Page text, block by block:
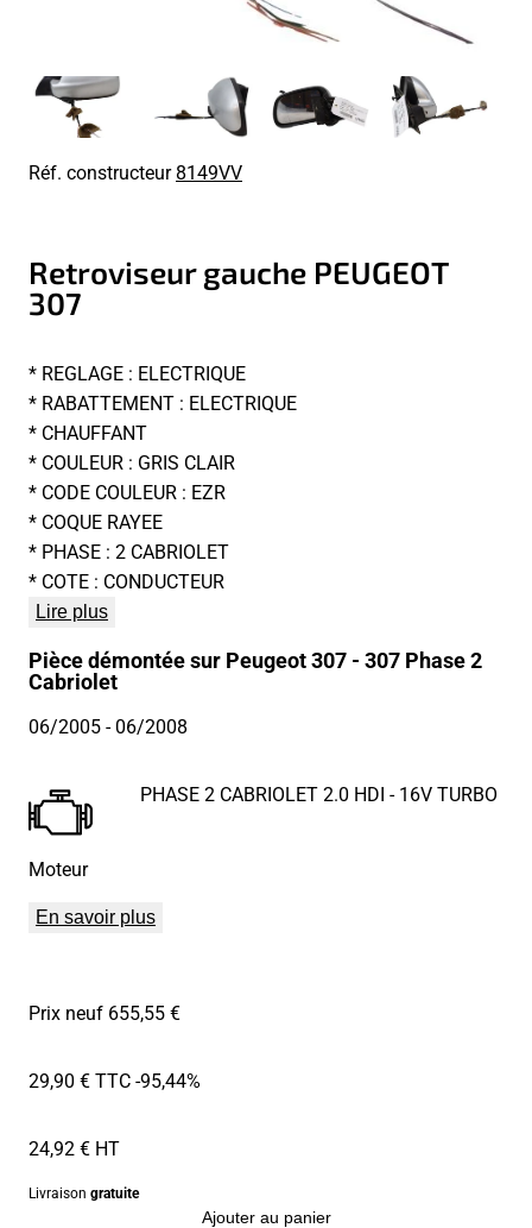
Réf. constructeur8149VV
Retroviseur gauche PEUGEOT
307
* REGLAGE : ELECTRIQUE
* RABATTEMENT : ELECTRIQUE
* CHAUFFANT
* COULEUR : GRIS CLAIR
* CODE COULEUR : EZR
* COQUE RAYEE
* PHASE : 2 CABRIOLET
* COTE : CONDUCTEUR
Lire plus
Pièce démontée sur Peugeot 307 - 307 Phase 2
Cabriolet
06/2005- 06/2008
Moteur
PHASE 2 CABRIOLET 2.0 HDI - 16V TURBO
En savoir plus
Prix neuf 655,55 €
29,90 € TTC-95,44%
24,92 € HT
Livraison gratuite
Ajouter au panier